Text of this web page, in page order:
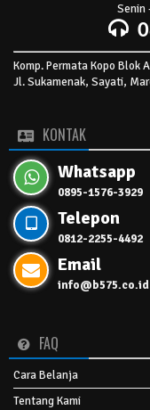
Senin
Komp. Permata Kopo Blok A
Jl. Sukamenak, Sayati,
KONTAK
Whatsapp
0895-1576-3929
Telepon
0812-2255-4492
Email
info@b575.co.id
FAQ
Cara Belanja
Tentang Kami